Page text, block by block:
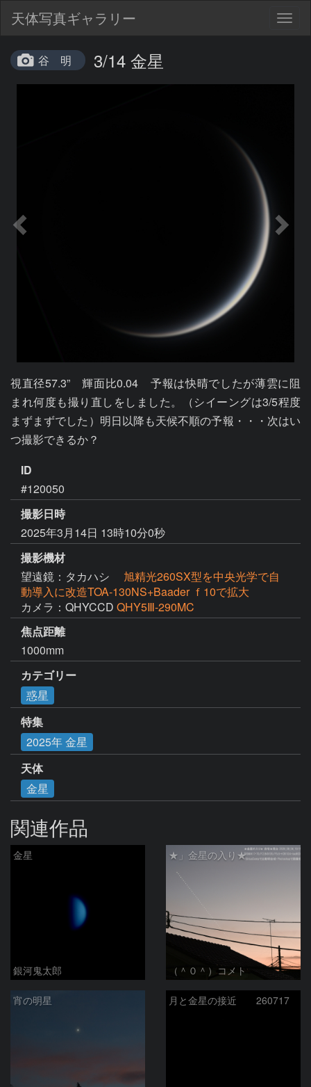
天体写真ギャラリー
谷 明 3/14 金星
視直径57.3”　輝面比0.04　予報は快晴でしたが薄雲に阻
まれ何度も撮り直しをしました。（シイーングは3/5程度
まずまずでした）明日以降も天候不順の予報・・・次はい
つ撮影できるか？
ID
#120050
撮影日時
2025年3月14日 13時10分0秒
撮影機材
望遠鏡：タカハシ
旭精光260SX型を中央光学で自
動導入に改造TOA-130NS+Baader ｆ10で拡大
カメラ：QHYCCD QHY5Ⅲ-290MC
焦点距離
1000mm
カテゴリー
惑星
特集
2025年 金星
天体
金星
関連作品
金星
銀河鬼太郎
★」金星の入り★
（＾０＾）コメト
宵の明星 月と金星の接近 260717